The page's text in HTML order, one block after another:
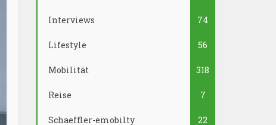
Interviews 74
Lifestyle 56
Mobilität 318
Reise 7
Schaeffler-emobilty 22